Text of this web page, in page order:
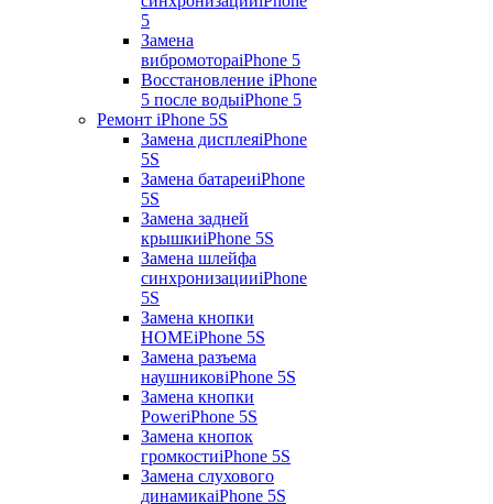
5
Замена
вибромотораiPhone 5
Восстановление iPhone
5 после водыiPhone 5
Ремонт iPhone 5S
Замена дисплеяiPhone
5S
Замена батареиiPhone
5S
Замена задней
крышкиiPhone 5S
Замена шлейфа
синхронизацииiPhone
5S
Замена кнопки
HOMEiPhone 5S
Замена разъема
наушниковiPhone 5S
Замена кнопки
PoweriPhone 5S
Замена кнопок
громкостиiPhone 5S
Замена слухового
динамикаiPhone 5S